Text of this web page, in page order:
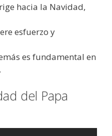
hacia la Navidad,
esfuerzo y
es fundamental en
del Papa